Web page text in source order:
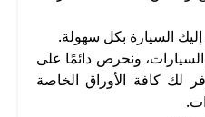
السيارة بكل سهولة.
ونحرص دائمًا على
لك كافة الأوراق الخاصة